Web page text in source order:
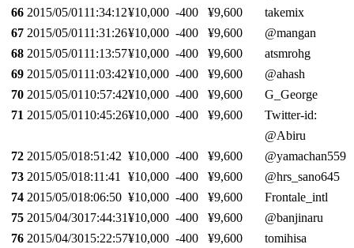
66 2015/05/01 11:34:12¥10,000 -400 ¥9,600
takemix
67 2015/05/01 11:31:26¥10,000 -400 ¥9,600
@mangan
68 2015/05/01 11:13:57¥10,000 -400 ¥9,600
atsmrohg
69 2015/05/01 11:03:42¥10,000 -400 ¥9,600
@ahash
70 2015/05/01 10:57:42¥10,000 -400 ¥9,600
G_George
71 2015/05/01 10:45:26¥10,000 -400 ¥9,600
Twitter-id:
@Abiru
72 2015/05/018:51:42 ¥10,000 -400 ¥9,600
@yamachan5593
73 2015/05/018:11:41 ¥10,000 -400 ¥9,600
@hrs_sano645
74 2015/05/018:06:50 ¥10,000 -400 ¥9,600
Frontale_intl
75 2015/04/3017:44:31¥10,000 -400 ¥9,600
@banjinaru
76 2015/04/3015:22:57¥10,000 -400 ¥9,600
tomihisa